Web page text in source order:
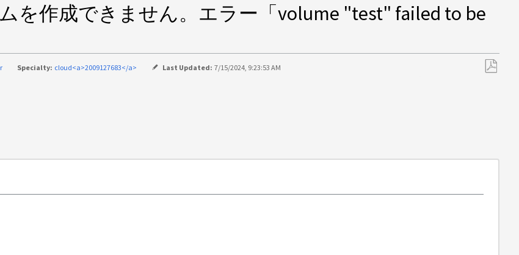
を作成できません。エラー「volume "test" failed to be
Specialty: cloud<a>2009127683</a> Last Updated: 7/15/2024, 9:23:53 AM